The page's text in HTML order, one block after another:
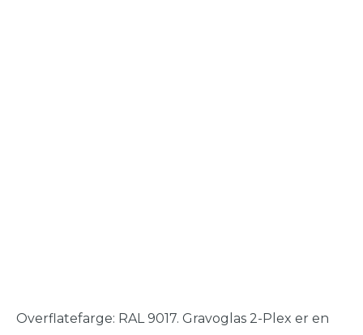
Overflatefarge: RAL 9017. Gravoglas 2-Plex er en